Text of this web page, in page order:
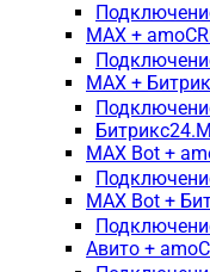
MAX +
MAX +
MAX Bot +
MAX Bot +
Авито +